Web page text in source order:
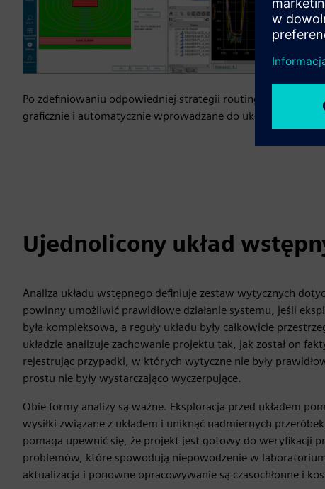
Po zdefiniowaniu odpowiedniej strategii routingu wiązania
graficznie i automatycznie wprowadzane do układu.
Ujednolicony układ
Analiza układu wstępnego definiuje zestaw wytycznych
powinny umożliwić prawidłowe działanie systemu, jeśli
była kompleksowa, a reguły układu były całkowicie
układzie analizuje zachowanie projektu tak, jak został on
rejestrując przypadki, w których wytyczne nie były
prostu nie były wystarczająco wyczerpujące.
Obie formy analizy są ważne. Eksploracja przed układem
wysiłki związane z układem i uniknąć nadmiernych
pomaga upewnić się, że projekt jest gotowy do weryfikacji
problemów, które spowodują niepowodzenie w
aktualizacja i ponowne opracowywanie są czasochłonne i